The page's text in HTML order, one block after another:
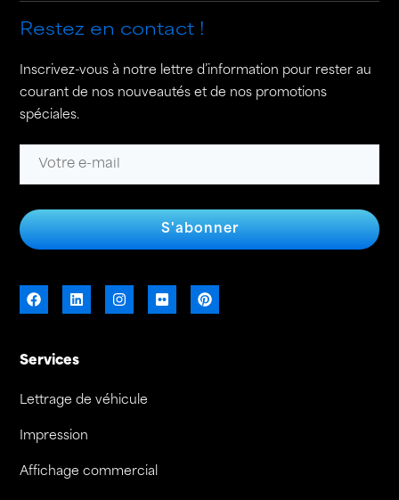
Restez en contact !
Inscrivez-vous à notre lettre d’information pour rester au
courant de nos nouveautés et de nos promotions
spéciales.
S'abonner
Services
Lettrage de véhicule
Impression
Affichage commercial